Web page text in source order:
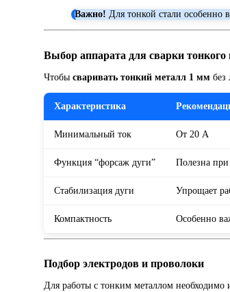
Важно! Для тонкой стали особенно
Выбор аппарата для сварки тонкого
Чтобы сваривать тонкий металл 1 мм без
Характеристика
Минимальный ток От 20 А
Функция “форсаж дуги” Полезна при
Стабилизация дуги Упрощает
Компактность Особенно
Подбор электродов и проволоки
Для работы с тонким металлом необходимо